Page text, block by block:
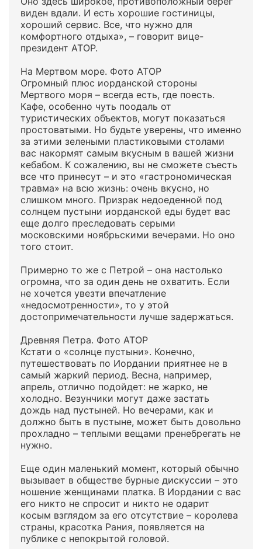
виден вдали. И есть хорошие гостиницы,
хороший сервис. Все, что нужно для
комфортного отдыха», – говорит вице-
президент АТОР.
На Мертвом море. Фото АТОР
Огромный плюс иорданской стороны
Мертвого моря – всегда есть, где поесть.
Кафе, особенно чуть поодаль от
туристических объектов, могут показаться
простоватыми. Но будьте уверены, что именно
за этими зелеными пластиковыми столами
вас накормят самым вкусным в вашей жизни
кебабом. К сожалению, вы не сможете съесть
все что принесут – и это «гастрономическая
травма» на всю жизнь: очень вкусно, но
слишком много. Призрак недоеденной под
солнцем пустыни иорданской еды будет вас
еще долго преследовать серыми
московскими ноябрьскими вечерами. Но оно
того стоит.
Примерно то же с Петрой – она настолько
огромна, что за один день не охватить. Если
не хочется увезти впечатление
«недосмотренности», то у этой
достопримечательности лучше задержаться.
Древняя Петра. Фото АТОР
Кстати о «солнце пустыни». Конечно,
путешествовать по Иордании приятнее не в
самый жаркий период. Весна, например,
апрель, отлично подойдет: не жарко, не
холодно. Везунчики могут даже застать
дождь над пустыней. Но вечерами, как и
должно быть в пустыне, может быть довольно
прохладно – теплыми вещами пренебрегать не
нужно.
Еще один маленький момент, который обычно
вызывает в обществе бурные дискуссии – это
ношение женщинами платка. В Иордании с вас
его никто не спросит и никто не одарит
косым взглядом за его отсутствие – королева
страны, красотка Рания, появляется на
публике с непокрытой головой.